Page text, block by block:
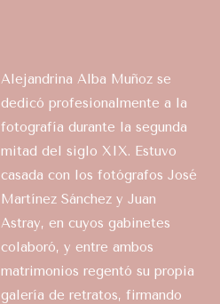
Alejandrina Alba Muñoz se
dedicó profesionalmente a la
fotografía durante la segunda
mitad del siglo XIX. Estuvo
casada con los fotógrafos José
Martínez Sánchez y Juan
Astray, en cuyos gabinetes
colaboró, y entre ambos
matrimonios regentó su propia
galería de retratos, firmando